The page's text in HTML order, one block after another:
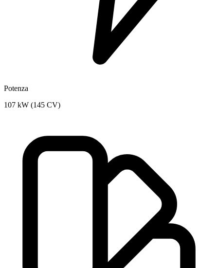
Potenza
107 kW (145 CV)